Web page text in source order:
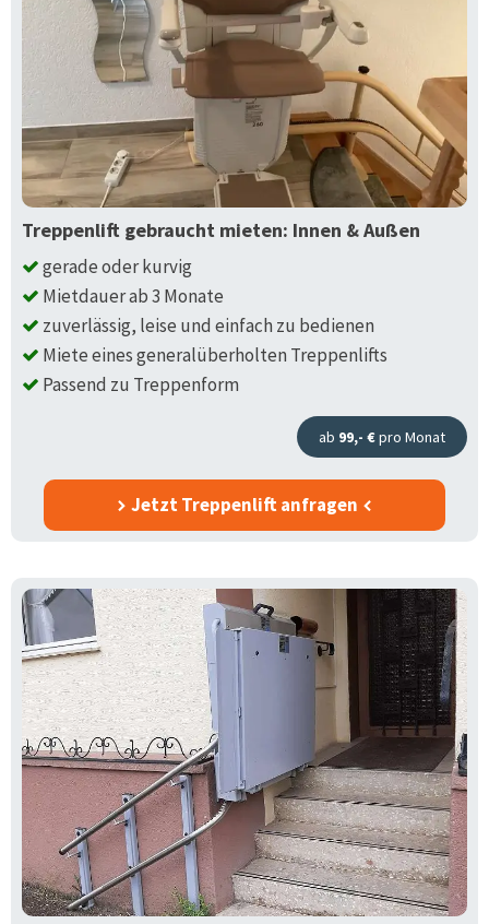
Treppenlift gebraucht mieten: Innen & Außen
gerade oder kurvig
Mietdauer ab 3 Monate
zuverlässig, leise und einfach zu bedienen
Miete eines generalüberholten Treppenlifts
Passend zu Treppenform
ab 99,- €pro Monat
Jetzt Treppenlift anfragen